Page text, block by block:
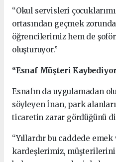
“Okul servisleri
ortasından geçmek
öğrencilerimiz hem de
oluşturuyor.”
“Esnaf Müşteri
Esnafın da uygulamadan
söyleyen İnan, park
ticaretin zarar gördüğünü
“Yıllardır bu caddede
kardeşlerimiz,